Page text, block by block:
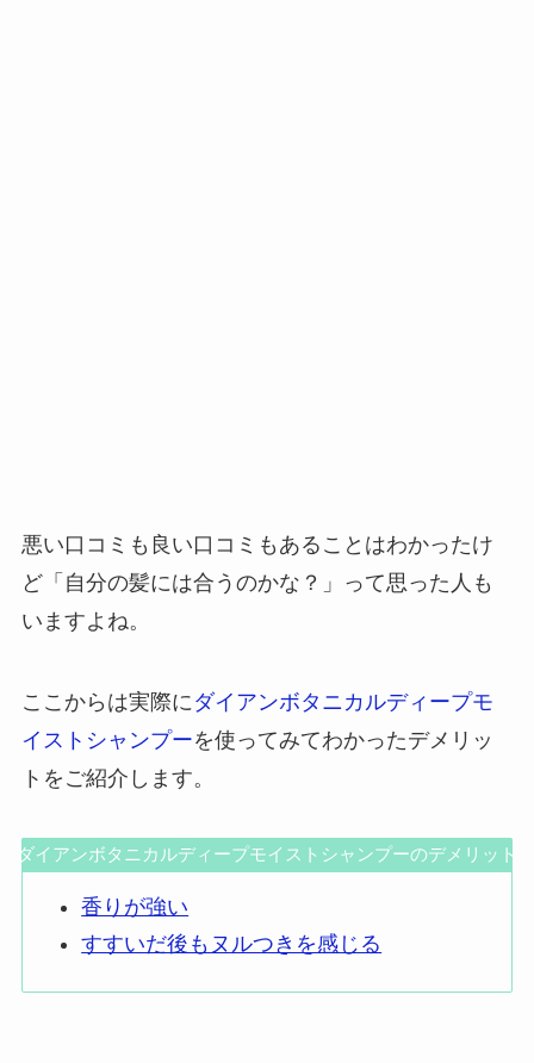
悪い口コミも良い口コミもあることはわかったけ
ど「自分の髪には合うのかな？」って思った人も
いますよね。
ここからは実際に ダイアンボタニカルディープモ
イストシャンプーを使ってみてわかったデメリッ
トをご紹介します。
ダイアンボタニカルディープモイストシャンプーのデメリット
香りが強い
すすいだ後もヌルつきを感じる